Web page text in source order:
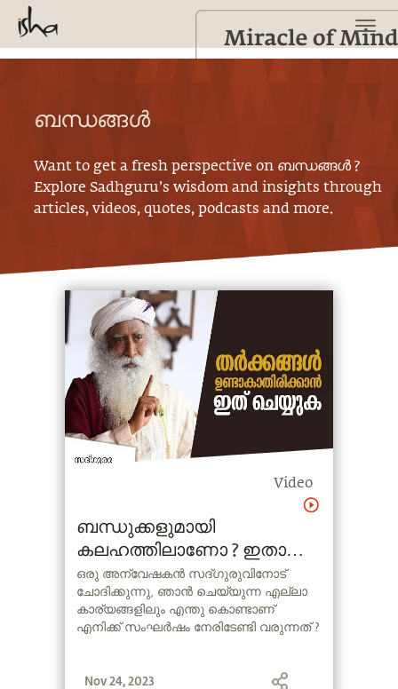
ബന്ധങ്ങൾ
Want to get a fresh perspective on ബന്ധങ്ങൾ?
Explore Sadhguru’s wisdom and insights through
articles, videos, quotes, podcasts and more.
Video
ബന്ധുക്കളുമായി
കലഹത്തിലാണോ ? ഇതാ
ഒരു ലളിതമായ പരിഹാരം
ഒരു അന്വേഷകൻ സദ്ഗുരുവിനോട്
ചോദിക്കുന്നു, ഞാൻ ചെയ്യുന്ന എല്ലാ
കാര്യങ്ങളിലും എന്തു കൊണ്ടാണ്
എനിക്ക് സംഘർഷം നേരിടേണ്ടി വരുന്നത് ?
Nov 24, 2023